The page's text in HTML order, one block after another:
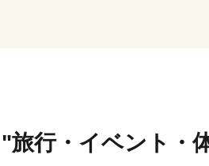
旅行・イベント・